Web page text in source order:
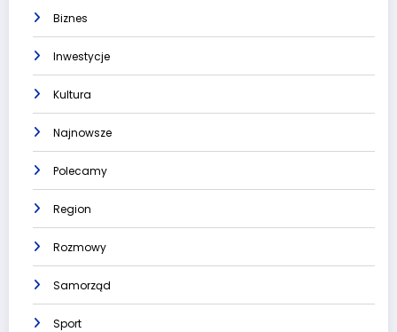
Biznes
Inwestycje
Kultura
Najnowsze
Polecamy
Region
Rozmowy
Samorząd
Sport